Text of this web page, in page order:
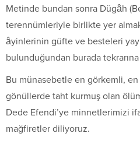
Metinde bundan sonra Dügâh
terennümleriyle birlikte yer
âyinlerinin güfte ve besteleri
bulunduğundan burada
Bu münasebetle en görkemli,
gönüllerde taht kurmuş olan
Dede Efendi’ye minnetlerimizi
mağfiretler diliyoruz.